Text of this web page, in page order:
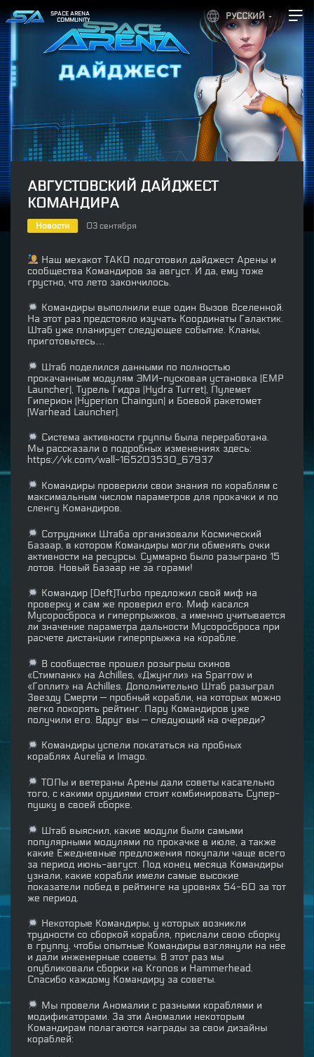
РУССКИЙ
SPACE ARENA
COMMUNITY
АВГУСТОВСКИЙ ДАЙДЖЕСТ
КОМАНДИРА
Новости 03 сентября
Наш мехакот ТАКО подготовил дайджест Арены и
сообщества Командиров за август. И да, ему тоже
грустно, что лето закончилось.
Командиры выполнили еще один Вызов Вселенной.
На этот раз предстояло изучать Координаты Галактик.
Штаб уже планирует следующее событие. Кланы,
приготовьтесь…
Штаб поделился данными по полностью
прокачанным модулям ЭМИ-пусковая установка (EMP
Launcher), Турель Гидра (Hydra Turret), Пулемет
Гиперион (Hyperion Chaingun) и Боевой ракетомет
(Warhead Launcher).
Система активности группы была переработана.
Мы рассказали о подробных изменениях здесь:
https://vk.com/wall-165203530_67937
Командиры проверили свои знания по кораблям с
максимальным числом параметров для прокачки и по
сленгу Командиров.
Сотрудники Штаба организовали Космический
Базаар, в котором Командиры могли обменять очки
активности на ресурсы. Суммарно было разыграно 15
лотов. Новый Базаар не за горами!
Командир [Deft]Turbo предложил свой миф на
проверку и сам же проверил его. Миф касался
Мусоросброса и гиперпрыжков, а именно учитывается
ли значение параметра дальности Мусоросброса при
расчете дистанции гиперпрыжка на корабле.
В сообществе прошел розыгрыш скинов
«Стимпанк» на Achilles, «Джунгли» на Sparrow и
«Гоплит» на Achilles. Дополнительно Штаб разыграл
Звезду Смерти — пробный корабли, на которых можно
легко покорять рейтинг. Пару Командиров уже
получили его. Вдруг вы — следующий на очереди?
Командиры успели покататься на пробных
кораблях Aurelia и Imago.
ТОПы и ветераны Арены дали советы касательно
того, с какими орудиями стоит комбинировать Супер-
пушку в своей сборке.
Штаб выяснил, какие модули были самыми
популярными модулями по прокачке в июле, а также
какие Ежедневные предложения покупали чаще всего
за период июнь-август. Под конец месяца Командиры
узнали, какие корабли имели самые высокие
показатели побед в рейтинге на уровнях 54-60 за тот
же период.
Некоторые Командиры, у которых возникли
трудности со сборкой корабля, прислали свою сборку
в группу, чтобы опытные Командиры взглянули на нее
и дали инженерные советы. В этот раз мы
опубликовали сборки на Kronos и Hammerhead.
Спасибо каждому Командиру за советы.
Мы провели Аномалии с разными кораблями и
модификаторами. За эти Аномалии некоторым
Командирам полагаются награды за свои дизайны
кораблей: